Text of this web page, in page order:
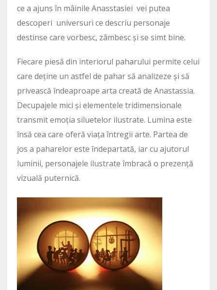
ce a ajuns în mâinile Anasstasiei vei putea
descoperi universuri ce descriu personaje
destinse care vorbesc, zâmbesc și se simt bine.
Fiecare piesă din interiorul paharului permite celui
care deține un astfel de pahar să analizeze și să
privească îndeaproape arta creată de Anastassia.
Decupajele mici și elementele tridimensionale
transmit emoția siluetelor ilustrate. Lumina este
însă cea care oferă viața întregii arte. Partea de
jos a paharelor este îndepartată, iar cu ajutorul
luminii, personajele ilustrate îmbracă o prezență
vizuală puternică.